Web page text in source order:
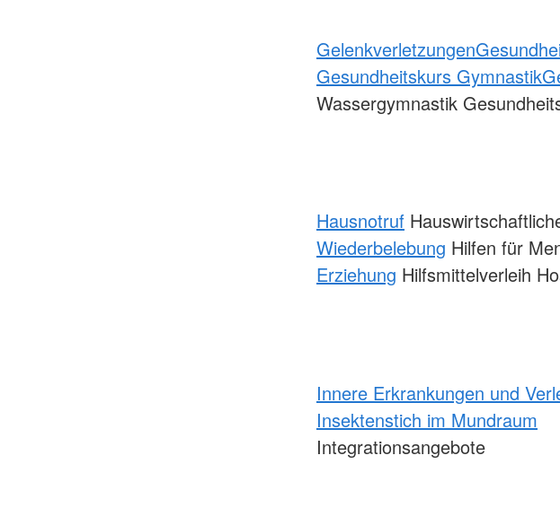
Gelenkverletzungen
Gesundheitskurs Gymnastik
Wassergymnastik
Hausnotruf
Wiederbelebung Hilfen für
Erziehung Hilfsmittelverleih
Innere Erkrankungen und
Insektenstich im Mundraum
Integrationsangebote